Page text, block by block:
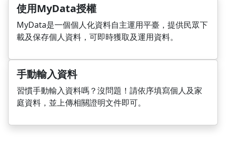
使用MyData授權
MyData是一個個人化資料自主運用平臺，提供民眾下
載及保存個人資料，可即時獲取及運用資料。
手動輸入資料
習慣手動輸入資料嗎？沒問題！請依序填寫個人及家
庭資料，並上傳相關證明文件即可。